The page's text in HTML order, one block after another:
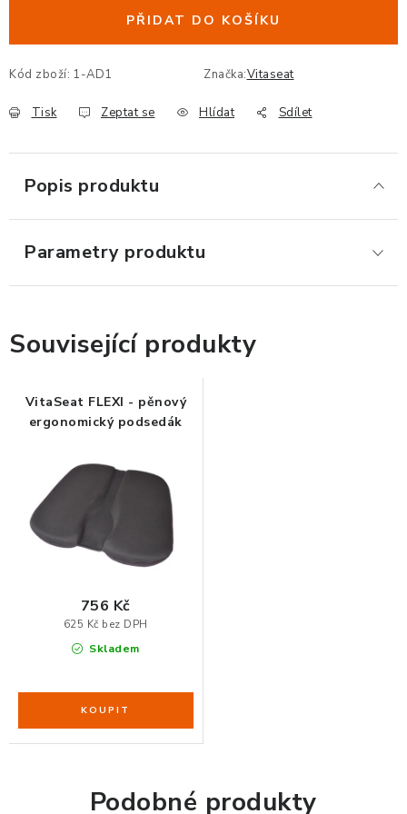
ERGONOMICKÉ PRODUKTY
BEDERNÍ A KRČNÍ OPĚRKY
PODLOŽKY POD NOHY
VÝSUVY A DRŽÁKY NA KLÁVESNICI
DRŽÁKY A ZÁVĚSY PC
STOJANY POD NOTEBOOK
STOJANY NA DOKUMENTY
LED STOLNÍ LAMPY
ZÁSUVKOVÉ BOXY
SCHRÁNKY NA KLÍČE A LÉKY
PŘIDAT DO KOŠÍKU
Kód zboží: 1-AD1 Značka:Vitaseat
Tisk Zeptat se Hlídat Sdílet
Popis produktu
Parametry produktu
Související produkty
VitaSeat FLEXI - pěnový
ergonomický podsedák
Skladem
625 Kč bez DPH
756 Kč
Podobné produkty